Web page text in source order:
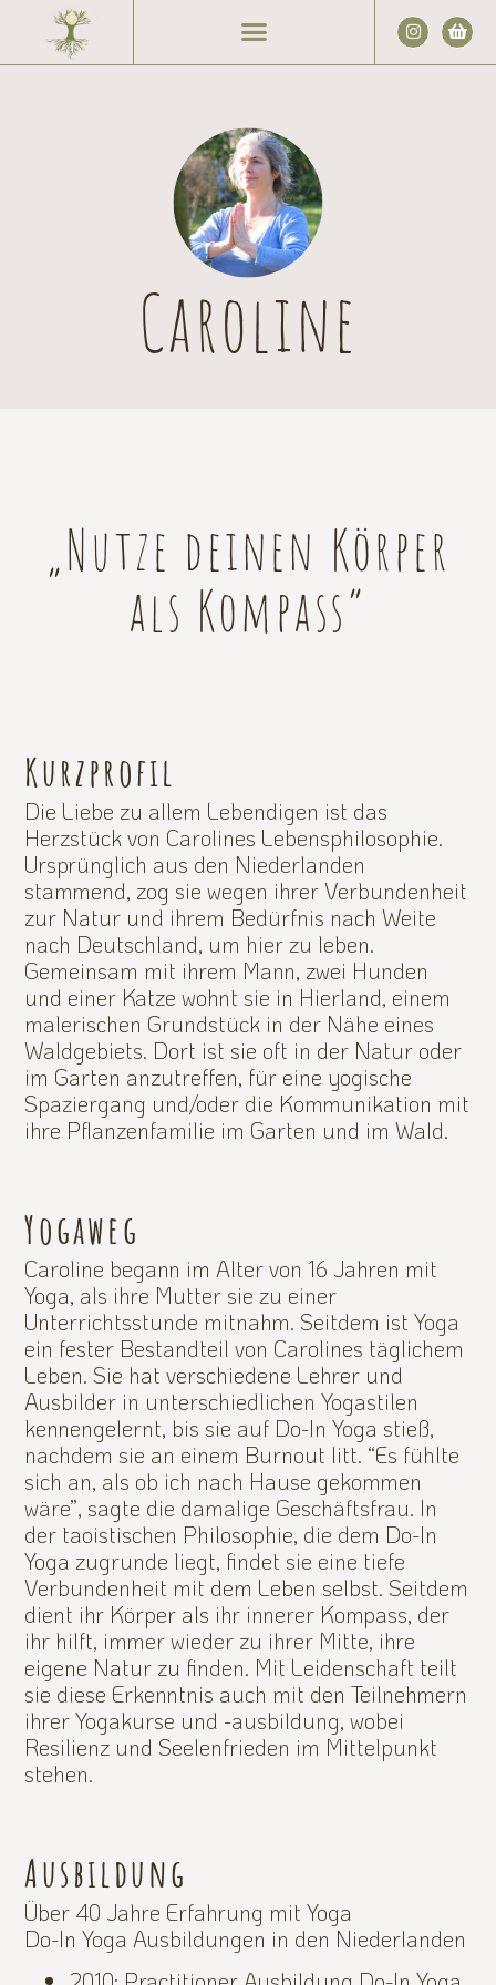
Caroline
„Nutze deinen Körper
als Kompass”
Kurzprofil
Die Liebe zu allem Lebendigen ist das
Herzstück von Carolines Lebensphilosophie.
Ursprünglich aus den Niederlanden
stammend, zog sie wegen ihrer Verbundenheit
zur Natur und ihrem Bedürfnis nach Weite
nach Deutschland, um hier zu leben.
Gemeinsam mit ihrem Mann, zwei Hunden
und einer Katze wohnt sie in Hierland, einem
malerischen Grundstück in der Nähe eines
Waldgebiets. Dort ist sie oft in der Natur oder
im Garten anzutreffen, für eine yogische
Spaziergang und/oder die Kommunikation mit
ihre Pflanzenfamilie im Garten und im Wald.
Yogaweg
Caroline begann im Alter von 16 Jahren mit
Yoga, als ihre Mutter sie zu einer
Unterrichtsstunde mitnahm. Seitdem ist Yoga
ein fester Bestandteil von Carolines täglichem
Leben. Sie hat verschiedene Lehrer und
Ausbilder in unterschiedlichen Yogastilen
kennengelernt, bis sie auf Do-In Yoga stieß,
nachdem sie an einem Burnout litt. “Es fühlte
sich an, als ob ich nach Hause gekommen
wäre”, sagte die damalige Geschäftsfrau. In
der taoistischen Philosophie, die dem Do-In
Yoga zugrunde liegt, findet sie eine tiefe
Verbundenheit mit dem Leben selbst. Seitdem
dient ihr Körper als ihr innerer Kompass, der
ihr hilft, immer wieder zu ihrer Mitte, ihre
eigene Natur zu finden. Mit Leidenschaft teilt
sie diese Erkenntnis auch mit den Teilnehmern
ihrer Yogakurse und -ausbildung, wobei
Resilienz und Seelenfrieden im Mittelpunkt
stehen.
Ausbildung
Über 40 Jahre Erfahrung mit Yoga
Do-In Yoga Ausbildungen in den Niederlanden